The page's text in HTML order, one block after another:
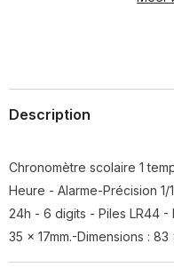
Description
Chronomètre scolaire 1
Heure - Alarme-Précision
24h - 6 digits - Piles LR44
35 x 17mm.-Dimensions :